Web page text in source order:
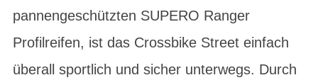
pannengeschützten SUPERO Ranger
Profilreifen, ist das Crossbike Street einfach
überall sportlich und sicher unterwegs. Durch